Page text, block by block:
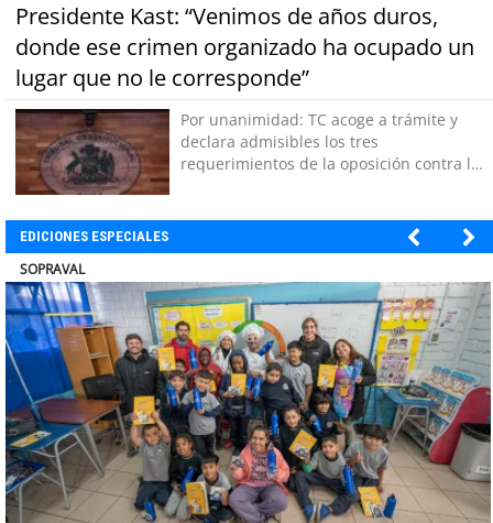
Presidente Kast: “Venimos de años duros,
donde ese crimen organizado ha ocupado un
lugar que no le corresponde”
Por unanimidad: TC acoge a trámite y
declara admisibles los tres
requerimientos de la oposición contra la
EDICIONES ESPECIALES
ULTRAPORT